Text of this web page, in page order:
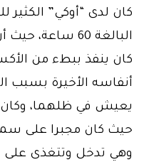
كان لدى “أوكي” الكثير
البالغة 60
كان ينفذ ببطء من
أنفاسه الأخيرة بسبب
يعيش في ظلهما، وكان
حيث كان مجبرا على
وهي تدخل وتتغذى على